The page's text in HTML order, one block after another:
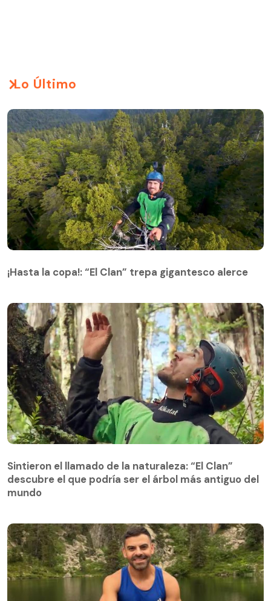
Lo Último
¡Hasta la copa!: “El Clan” trepa gigantesco alerce
descubre el que podría ser el árbol más antiguo del
mundo
Sintieron el llamado de la naturaleza: “El Clan”
descubre el que podría ser el árbol más antiguo del
mundo